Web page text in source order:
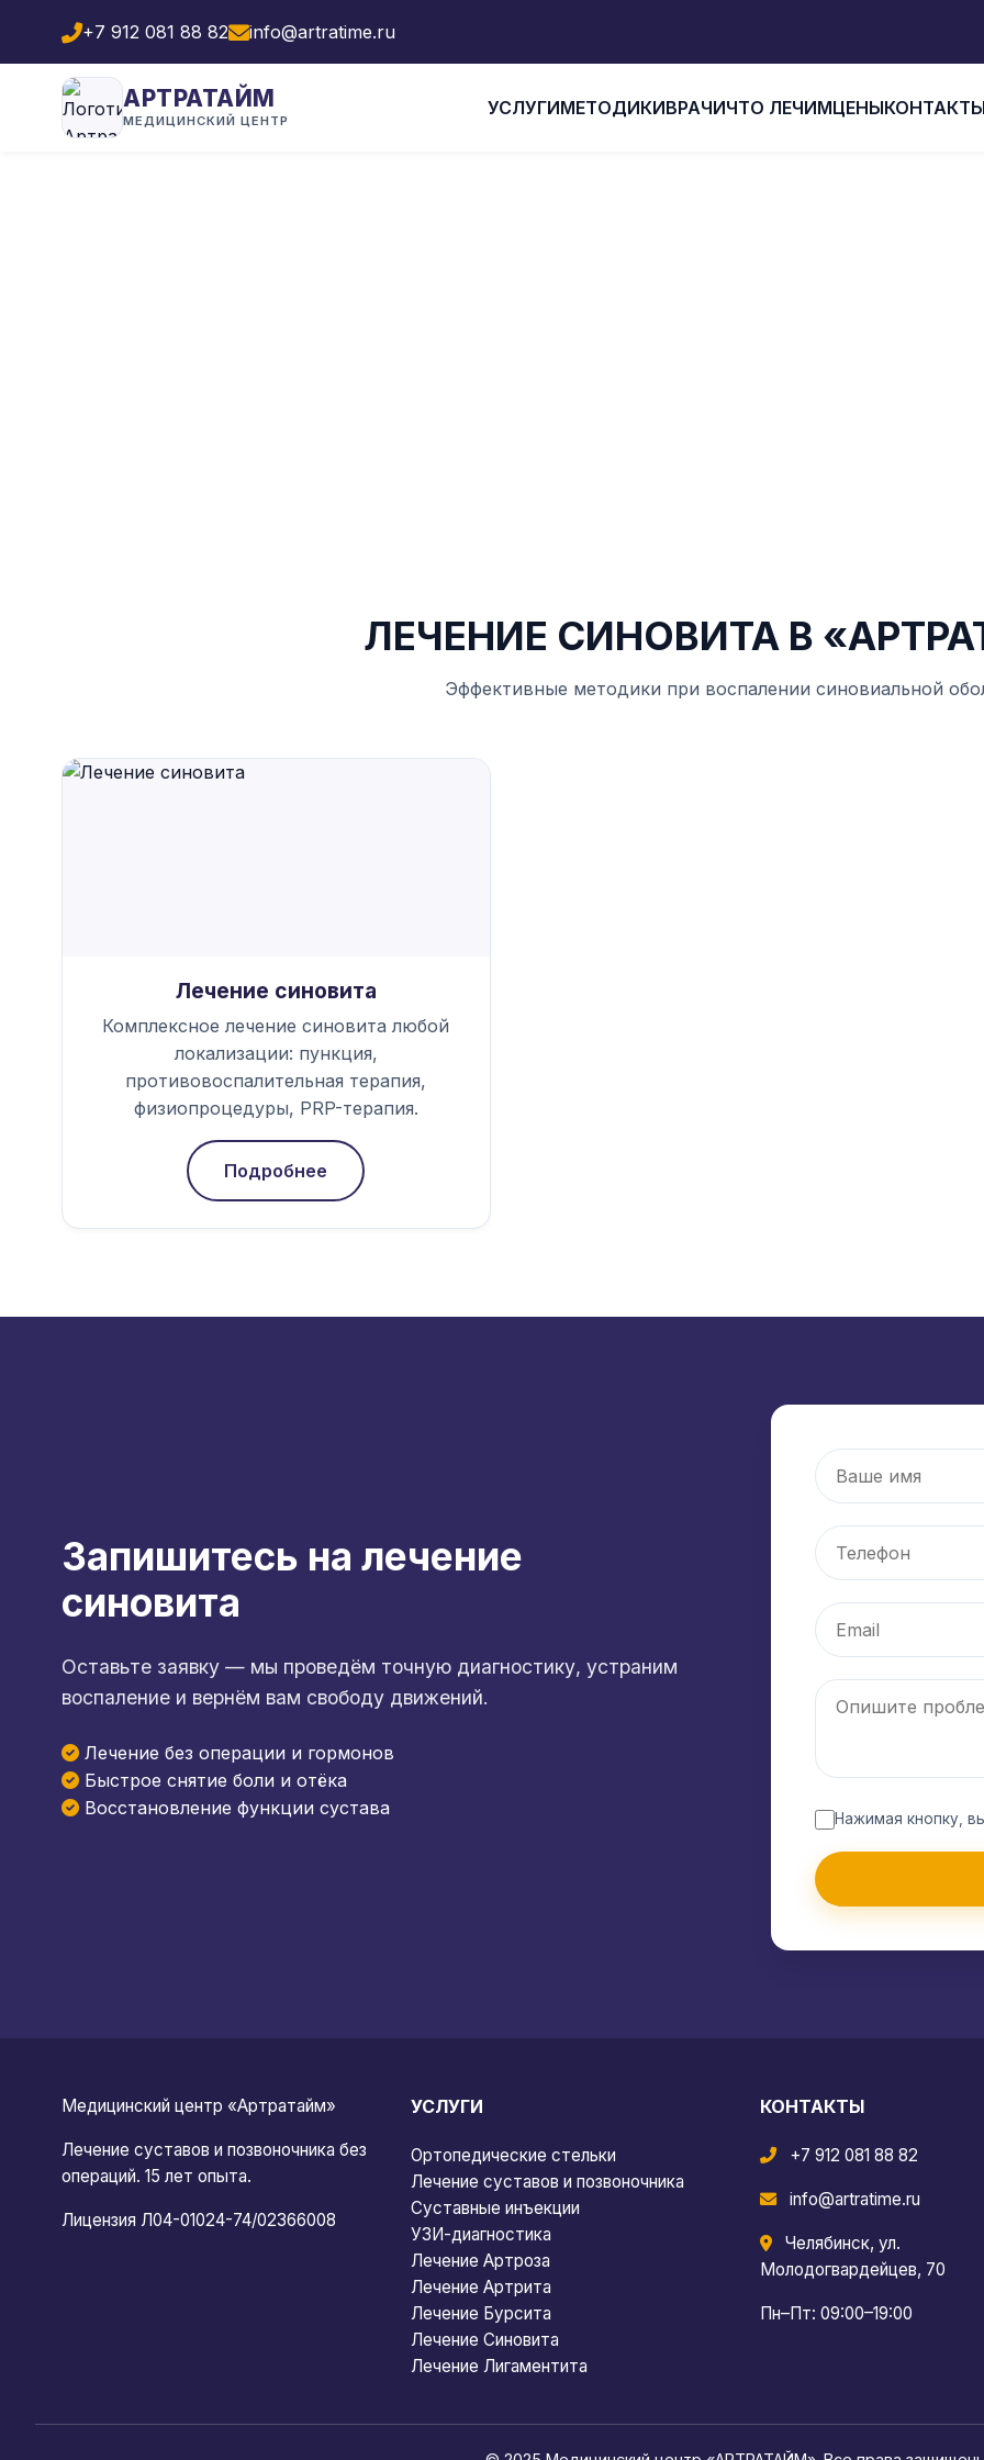
+7 912 081 88 82 info@artratime.ru
АРТРАТАЙМ
МЕДИЦИНСКИЙ ЦЕНТР
УСЛУГИМЕТОДИКИВРАЧИЧТО ЛЕЧИМЦЕНЫКОНТАКТЫ
ЛЕЧЕНИЕ СИНОВИТА В
Эффективные методики при воспалении синовиальной
Лечение синовита
Комплексное лечение синовита любой
локализации: пункция,
противовоспалительная терапия,
физиопроцедуры, PRP-терапия.
Подробнее
Запишитесь на лечение
синовита
Оставьте заявку — мы проведём точную диагностику, устраним
воспаление и вернём вам свободу движений.
Лечение без операции и гормонов
Быстрое снятие боли и отёка
Восстановление функции сустава
Нажимая кнопку,
Медицинский центр «Артратайм»
Лечение суставов и позвоночника без
операций. 15 лет опыта.
Лицензия Л04-01024-74/02366008
УСЛУГИ
Ортопедические стельки
Лечение суставов и позвоночника
Суставные инъекции
УЗИ-диагностика
Лечение Артроза
Лечение Артрита
Лечение Бурсита
Лечение Синовита
Лечение Лигаментита
КОНТАКТЫ
+7 912 081 88 82
info@artratime.ru
Челябинск, ул.
Молодогвардейцев, 70
Пн–Пт: 09:00–19:00